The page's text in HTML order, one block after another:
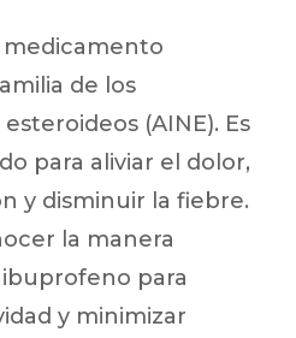
de los
(AINE). Es
para aliviar el dolor,
y disminuir la fiebre.
la manera
para
y minimizar